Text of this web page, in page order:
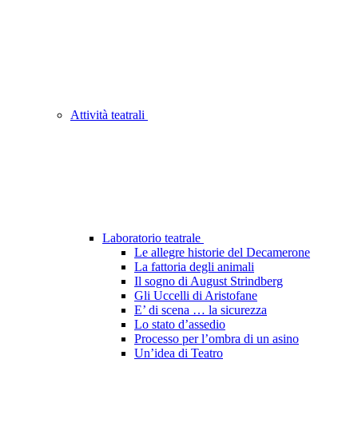
Attività teatrali
Laboratorio teatrale
Le allegre historie del Decamerone
La fattoria degli animali
Il sogno di August Strindberg
Gli Uccelli di Aristofane
E’ di scena … la sicurezza
Lo stato d’assedio
Processo per l’ombra di un asino
Un’idea di Teatro